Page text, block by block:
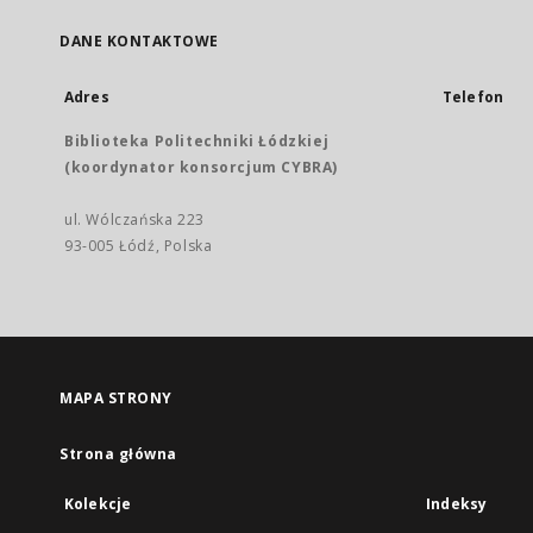
DANE KONTAKTOWE
Adres
Biblioteka Politechniki Łódzkiej
(koordynator konsorcjum CYBRA)
ul. Wólczańska 223
93-005 Łódź, Polska
Telefon
MAPA STRONY
Strona główna
Kolekcje Indeksy